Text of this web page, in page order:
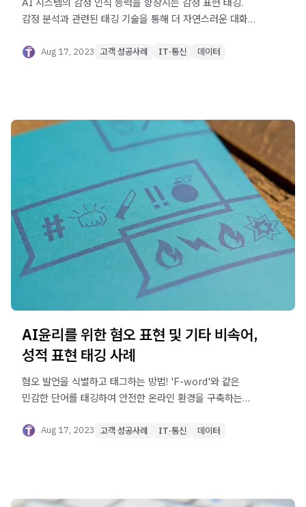
AI 시스템의 감정 인식 능력을 향상시는 감정 표현 태깅.
감정 분석과 관련된 태깅 기술을 통해 더 자연스러운 대화형
Aug 17, 2023 고객 성공사례 IT·통신 데이터
AI윤리를 위한 혐오 표현 및 기타 비속어,
성적 표현 태깅 사례
혐오 발언을 식별하고 태그하는 방법! 'F-word'와 같은
민감한 단어를 태깅하여 안전한 온라인 환경을 구축하는
Aug 17, 2023 고객 성공사례 IT·통신 데이터